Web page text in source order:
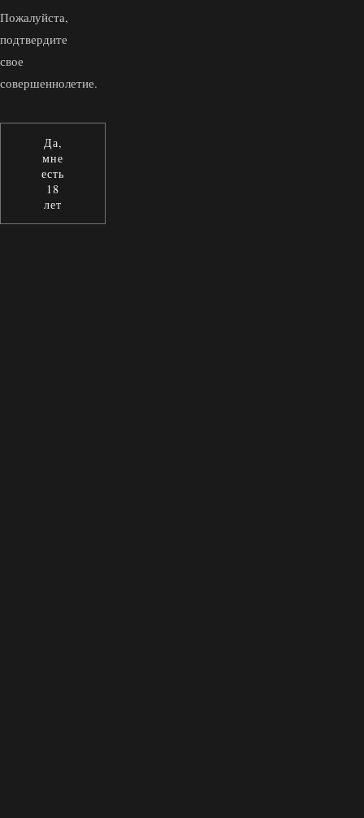
Пожалуйста,
подтвердите
свое
совершеннолетие.
Да,
мне
есть
18
лет